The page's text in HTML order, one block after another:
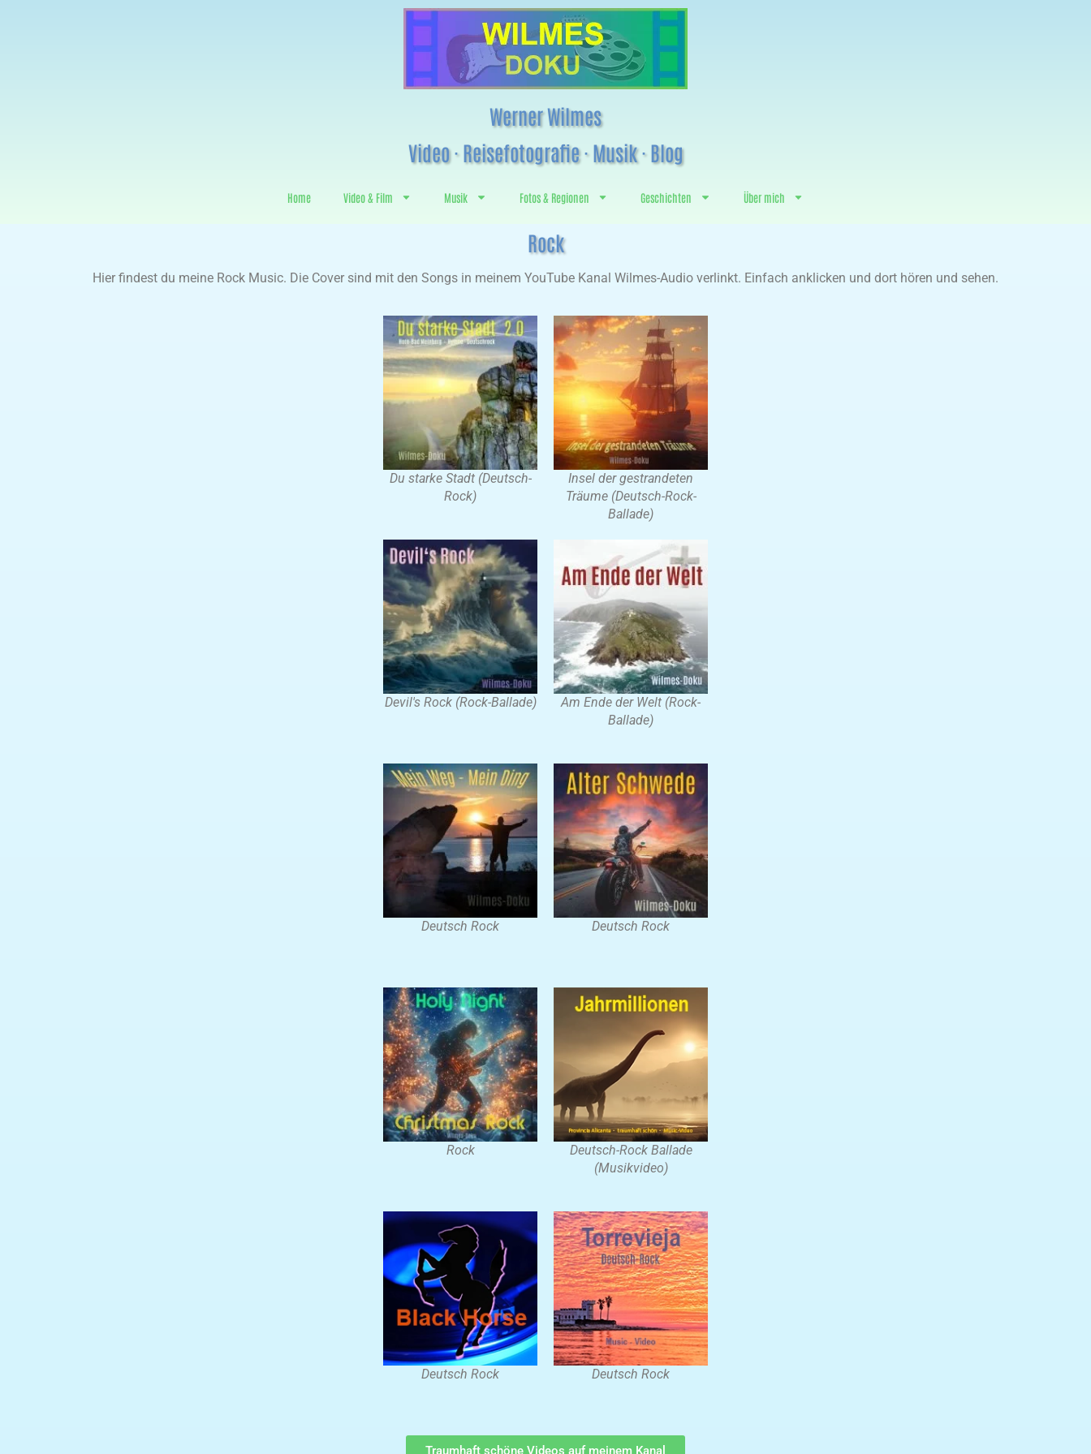
Werner Wilmes
Video · Reisefotografie · Musik · Blog
Home Video & Film Musik Fotos & Regionen Geschichten Über mich
Rock
Hier findest du meine Rock Music. Die Cover sind mit den Songs in meinem YouTube Kanal Wilmes-Audio verlinkt. Einfach anklicken und dort hören und sehen.
Du starke Stadt (Deutsch-
Rock)
Insel der gestrandeten
Träume (Deutsch-Rock-
Ballade)
Devil's Rock (Rock-Ballade)
Am Ende der Welt (Rock-
Ballade)
Deutsch Rock Deutsch Rock
Rock
Deutsch-Rock Ballade
(Musikvideo)
Deutsch Rock Deutsch Rock
Traumhaft schöne Videos auf meinem Kanal